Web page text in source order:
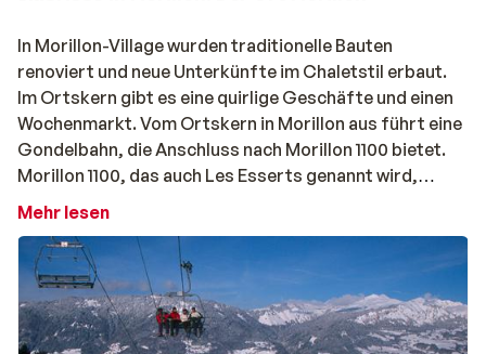
In Morillon-Village wurden traditionelle Bauten
renoviert und neue Unterkünfte im Chaletstil erbaut.
Im Ortskern gibt es eine quirlige Geschäfte und einen
Wochenmarkt. Vom Ortskern in Morillon aus führt eine
Gondelbahn, die Anschluss nach Morillon 1100 bietet.
Morillon 1100, das auch Les Esserts genannt wird,
wurde speziell für den Skisport errichtet.
der Piste
Alle Gebäude liegen direkt an der Piste. Morillon 1100 ist
ideal für Familien mit Kindern, da es teils autofrei ist
Mehr lesen